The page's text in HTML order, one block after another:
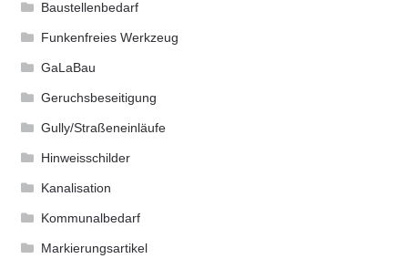
Baustellenbedarf
Funkenfreies Werkzeug
GaLaBau
Geruchsbeseitigung
Gully/Straßeneinläufe
Hinweisschilder
Kanalisation
Kommunalbedarf
Markierungsartikel